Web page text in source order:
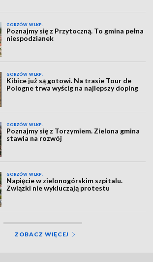
GORZÓW WLKP.
Poznajmy się z Przytoczną. To gmina pełna
niespodzianek
GORZÓW WLKP.
Kibice już są gotowi. Na trasie Tour de
Pologne trwa wyścig na najlepszy doping
GORZÓW WLKP.
Poznajmy się z Torzymiem. Zielona gmina
stawia na rozwój
GORZÓW WLKP.
Napięcie w zielonogórskim szpitalu.
Związki nie wykluczają protestu
ZOBACZ WIĘCEJ